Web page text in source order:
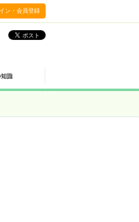
ン・会員登録